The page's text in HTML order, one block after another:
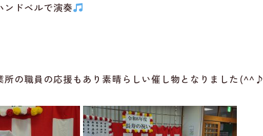
ンドベルで演奏
所の職員の応援もあり素晴らしい催し物となりました(^^♪